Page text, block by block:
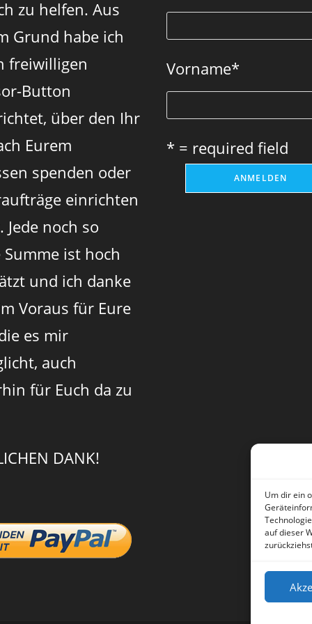
Um dir ein
auf dieser
zu helfen. Aus
Grund habe ich
freiwilligen
Button
über den Ihr
Eurem
spenden oder
einrichten
Jede noch so
ist hoch
und ich danke
Voraus für Eure
es mir
auch
für Euch da zu
DANK!
tab
tab
tab
Vorname*
* = required field